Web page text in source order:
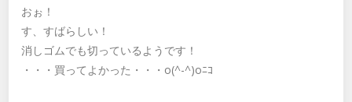
おぉ！
す、すばらしい！
消しゴムでも切っているようです！
・・・買ってよかった・・・o(^-^)oﾆｺ